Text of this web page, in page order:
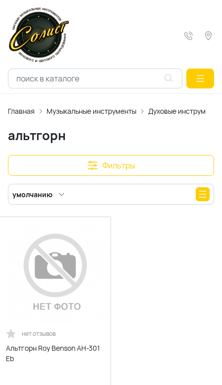
Главная Музыкальные инструменты Духовые инструменты
альтгорн
Фильтры
умолчанию
нет отзывов
Альтгорн Roy Benson AH-301
Eb